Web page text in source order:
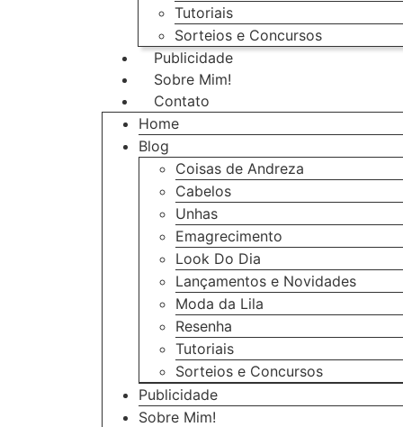
Tutoriais
Sorteios e Concursos
Publicidade
Sobre Mim!
Contato
Home
Blog
Coisas de Andreza
Cabelos
Unhas
Emagrecimento
Look Do Dia
Lançamentos e Novidades
Moda da Lila
Resenha
Tutoriais
Sorteios e Concursos
Publicidade
Sobre Mim!